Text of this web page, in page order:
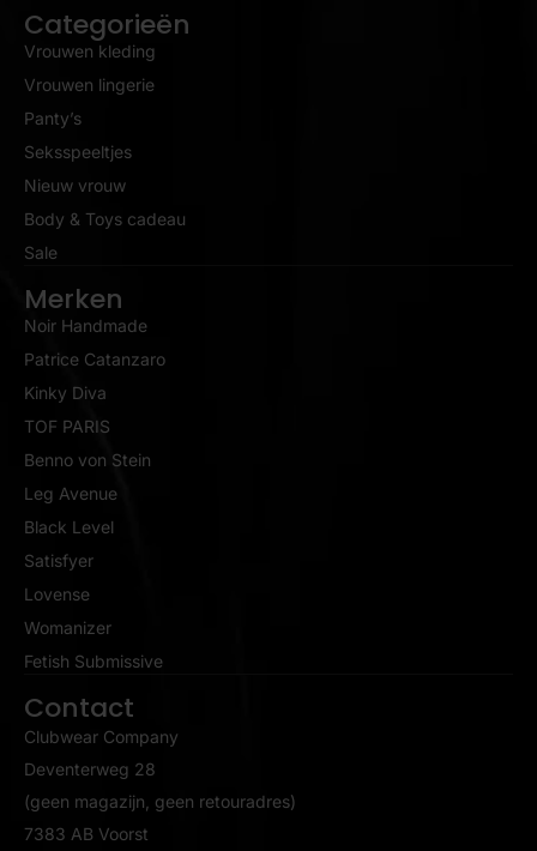
Categorieën
Vrouwen kleding
Vrouwen lingerie
Panty’s
Seksspeeltjes
Nieuw vrouw
Body & Toys cadeau
Sale
Merken
Noir Handmade
Patrice Catanzaro
Kinky Diva
TOF PARIS
Benno von Stein
Leg Avenue
Black Level
Satisfyer
Lovense
Womanizer
Fetish Submissive
Contact
Clubwear Company
Deventerweg 28
(geen magazijn, geen retouradres)
7383 AB Voorst